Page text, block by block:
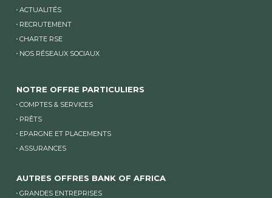
ACTUALITÉS
RECRUTEMENT
CHARTE RSE
NOS RÉSEAUX SOCIAUX
NOTRE OFFRE PARTICULIERS
COMPTES & SERVICES
PRÊTS
EPARGNE ET PLACEMENTS
ASSURANCES
AUTRES OFFRES BANK OF AFRICA
GRANDES ENTREPRISES